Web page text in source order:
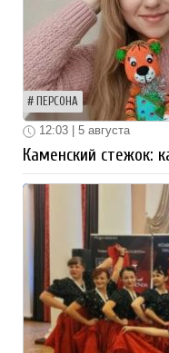
ПЕРСОНА
12:03 | 5 августа
Каменский стежок: